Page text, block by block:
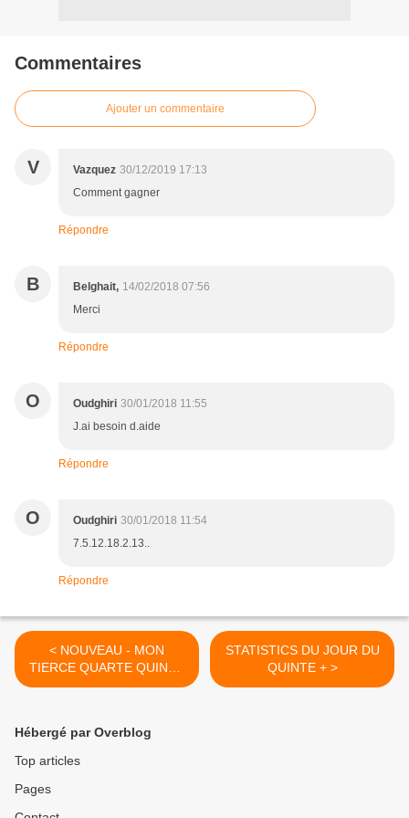
Commentaires
Ajouter un commentaire
V Vazquez 30/12/2019 17:13
Comment gagner
Répondre
B Belghait, 14/02/2018 07:56
Merci
Répondre
O Oudghiri 30/01/2018 11:55
J.ai besoin d.aide
Répondre
O Oudghiri 30/01/2018 11:54
7.5.12.18.2.13..
Répondre
< NOUVEAU - MON
TIERCE QUARTE QUINTE
+ EN 8 CHEVAUX
STATISTICS DU JOUR DU
QUINTE + >
Hébergé par Overblog
Top articles
Pages